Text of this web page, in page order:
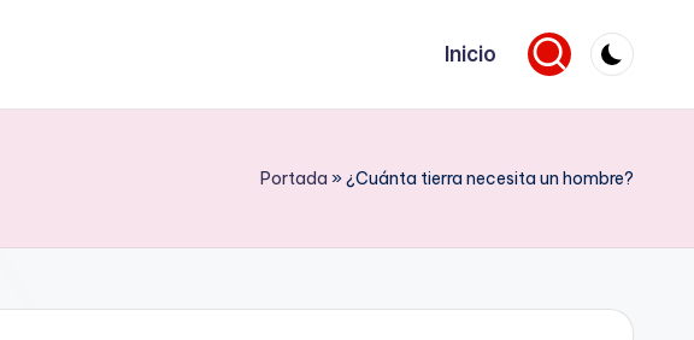
Inicio
Portada »¿Cuánta tierra necesita un hombre?